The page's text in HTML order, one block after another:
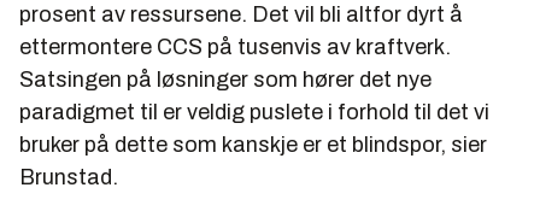
prosent av ressursene. Det vil bli altfor dyrt å
ettermontere CCS på tusenvis av kraftverk.
Satsingen på løsninger som hører det nye
paradigmet til er veldig puslete i forhold til det vi
bruker på dette som kanskje er et blindspor, sier
Brunstad.